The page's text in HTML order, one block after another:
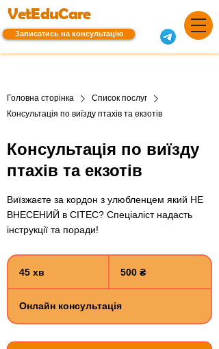
VetEduCare
Записатись на консультацію
Головна сторінка
Список послуг
Консультація по виїзду птахів та екзотів
Консультація по виїзду
птахів та екзотів
Виїзжаєте за кордон з улюбленцем який НЕ
ВНЕСЕНИЙ в СІТЕС? Спеціаліст надасть
інструкції та поради!
45 хв
в
гривень
500 ₴
Онлайн консультація